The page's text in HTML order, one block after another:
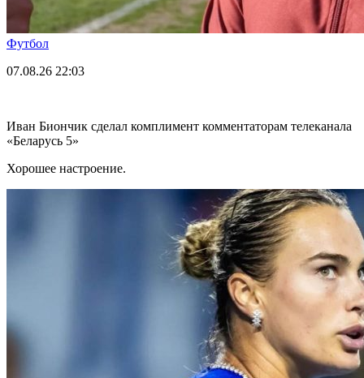
Футбол
07.08.26 22:03
Иван Биончик сделал комплимент комментаторам телеканала
«Беларусь 5»
Хорошее настроение.